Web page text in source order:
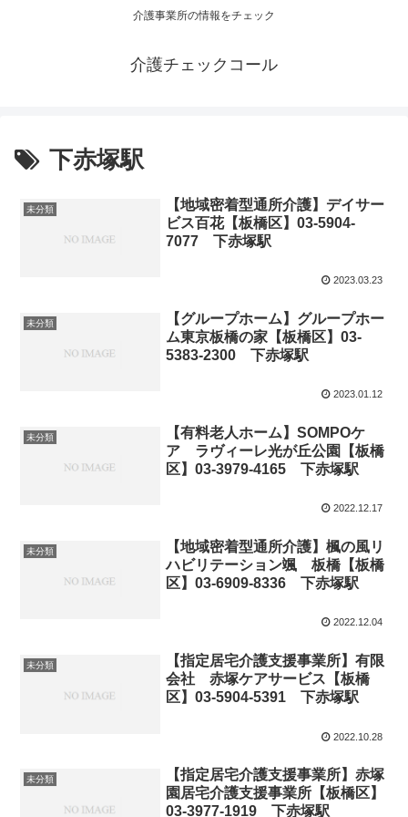
介護事業所の情報をチェック
介護チェックコール
下赤塚駅
未分類
【地域密着型通所介護】デイサー
ビス百花【板橋区】03-5904-
7077 下赤塚駅
2023.03.23
未分類
【グループホーム】グループホー
ム東京板橋の家【板橋区】03-
5383-2300 下赤塚駅
2023.01.12
未分類
【有料老人ホーム】SOMPOケ
ア ラヴィーレ光が丘公園【板橋
区】03-3979-4165 下赤塚駅
2022.12.17
未分類
【地域密着型通所介護】楓の風リ
ハビリテーション颯 板橋【板橋
区】03-6909-8336 下赤塚駅
2022.12.04
未分類
【指定居宅介護支援事業所】有限
会社 赤塚ケアサービス【板橋
区】03-5904-5391 下赤塚駅
2022.10.28
未分類
【指定居宅介護支援事業所】赤塚
園居宅介護支援事業所【板橋区】
03-3977-1919 下赤塚駅